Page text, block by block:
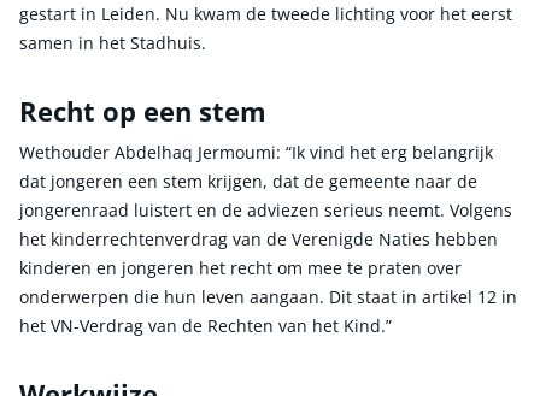
gestart in Leiden. Nu kwam de tweede lichting voor het eerst
samen in het Stadhuis.
Recht op een stem
Wethouder Abdelhaq Jermoumi: “Ik vind het erg belangrijk
dat jongeren een stem krijgen, dat de gemeente naar de
jongerenraad luistert en de adviezen serieus neemt. Volgens
het kinderrechtenverdrag van de Verenigde Naties hebben
kinderen en jongeren het recht om mee te praten over
onderwerpen die hun leven aangaan. Dit staat in artikel 12 in
het VN-Verdrag van de Rechten van het Kind.”